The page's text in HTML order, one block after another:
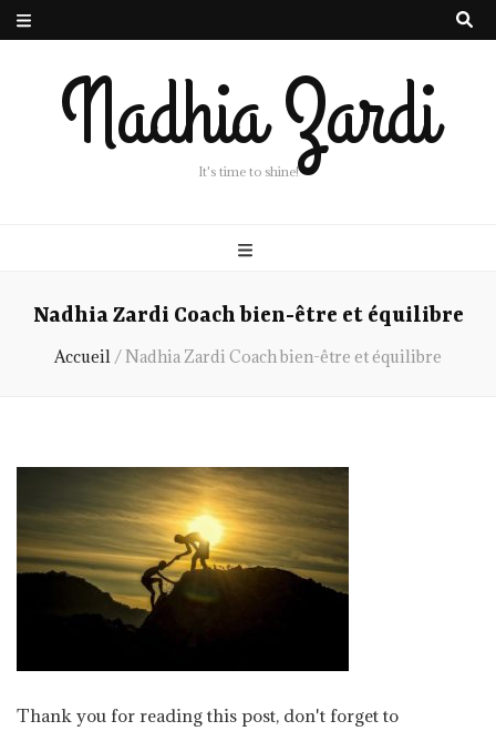
Nadhia Zardi
It's time to shine!
Nadhia Zardi Coach bien-être et équilibre
Accueil /Nadhia Zardi Coach bien-être et équilibre
Thank you for reading this post, don't forget to